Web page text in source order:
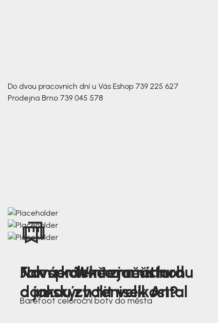
Do dvou pracovních dní u Vás Eshop 739 225 627
Prodejna Brno 739 045 578
Nová kolekce jarních
dámských tenisek Antal
Jak správně změřit nohu
a jakou zvolit velikost?
Farmer Winter mustard
Barefoot celoroční boty do města